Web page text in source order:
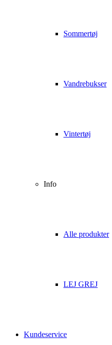
Sommertøj
Vandrebukser
Vintertøj
Info
Alle produkter
LEJ GREJ
Kundeservice